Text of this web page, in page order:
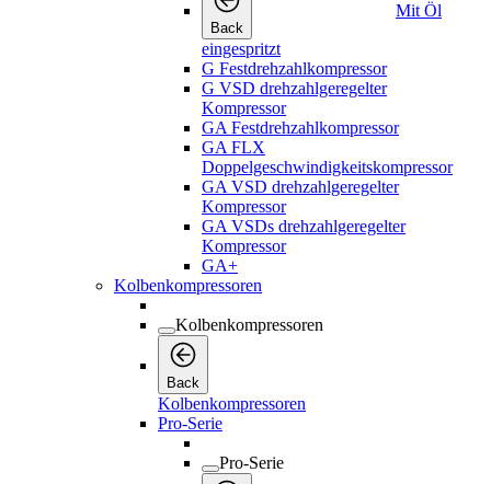
Back
Mit Öl
eingespritzt
G Festdrehzahlkompressor
G VSD drehzahlgeregelter
Kompressor
GA Festdrehzahlkompressor
GA FLX
Doppelgeschwindigkeitskompressor
GA VSD drehzahlgeregelter
Kompressor
GA VSDs drehzahlgeregelter
Kompressor
GA+
Kolbenkompressoren
Kolbenkompressoren
Back
Kolbenkompressoren
Pro-Serie
Pro-Serie